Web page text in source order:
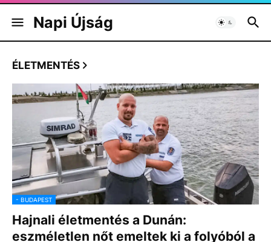
Napi Újság
ÉLETMENTÉS
- BUDAPEST
Hajnali életmentés a Dunán:
eszméletlen nőt emeltek ki a folyóból a